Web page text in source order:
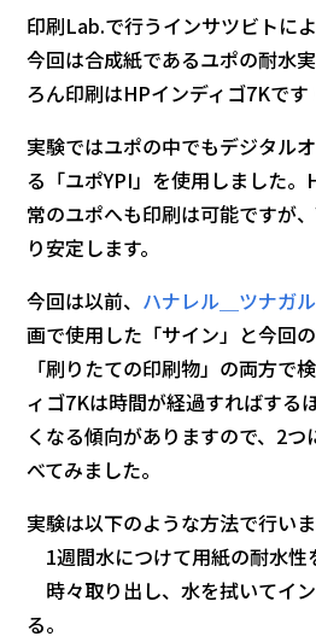
印刷Lab.で行うインサツビトによ
今回は合成紙であるユポの耐水
ろん印刷はHPインディゴ7Kです
実験ではユポの中でもデジタル
る「ユポYPI」を使用しました
常のユポへも印刷は可能ですが
り安定します。
今回は以前、 ハナレル＿ツナガ
画で使用した「サイン」と今回
「刷りたての印刷物」の両方で
ィゴ7Kは時間が経過すればする
くなる傾向がありますので、2
べてみました。
実験は以下のような方法で行いま
1週間水につけて用紙の耐水性
時々取り出し、水を拭いてイ
る。